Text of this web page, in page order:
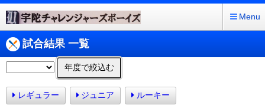
Menu
試合結果 一覧
年度で絞込む
レギュラー ジュニア ルーキー